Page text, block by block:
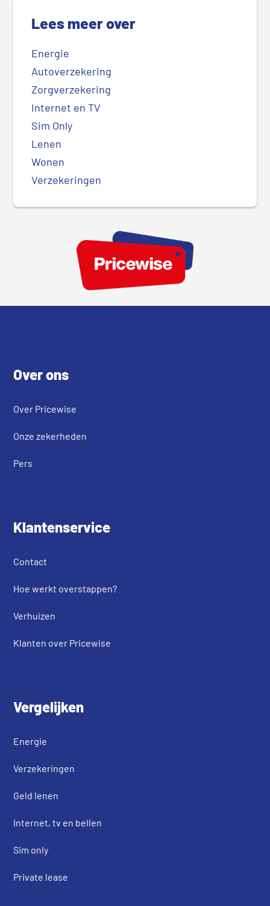
Lees meer over
Energie
Autoverzekering
Zorgverzekering
Internet en TV
Sim Only
Lenen
Wonen
Verzekeringen
Over ons
Over Pricewise
Onze zekerheden
Pers
Klantenservice
Contact
Hoe werkt overstappen?
Verhuizen
Klanten over Pricewise
Vergelijken
Energie
Verzekeringen
Geld lenen
Internet, tv en bellen
Sim only
Private lease